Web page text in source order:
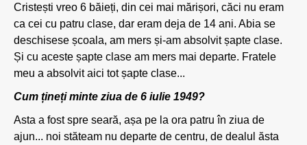
Cristești vreo 6 băieți, din cei mai mărișori, căci nu eram
ca cei cu patru clase, dar eram deja de 14 ani. Abia se
deschisese școala, am mers și-am absolvit șapte clase.
Și cu aceste șapte clase am mers mai departe. Fratele
meu a absolvit aici tot șapte clase...
Cum țineți minte ziua de 6 iulie 1949?
Asta a fost spre seară, așa pe la ora patru în ziua de
ajun... noi stăteam nu departe de centru, de dealul ăsta